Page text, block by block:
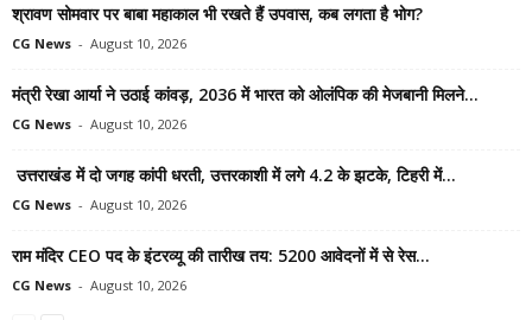
श्रावण सोमवार पर बाबा महाकाल भी रखते हैं उपवास, कब लगता है भोग?
CG News - August 10, 2026
मंत्री रेखा आर्या ने उठाई कांवड़, 2036 में भारत को ओलंपिक की मेजबानी मिलने...
CG News - August 10, 2026
उत्तराखंड में दो जगह कांपी धरती, उत्तरकाशी में लगे 4.2 के झटके, टिहरी में...
CG News - August 10, 2026
राम मंदिर CEO पद के इंटरव्यू की तारीख तय: 5200 आवेदनों में से रेस...
CG News - August 10, 2026